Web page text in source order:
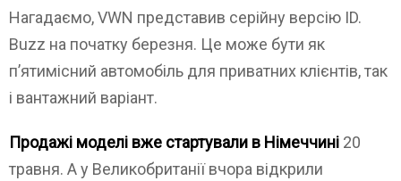
Нагадаємо, VWN представив серійну версію ID.
Buzz на початку березня. Це може бути як
п’ятимісний автомобіль для приватних клієнтів, так
і вантажний варіант.
Продажі моделі вже стартували в Німеччині 20
травня. А у Великобританії вчора відкрили